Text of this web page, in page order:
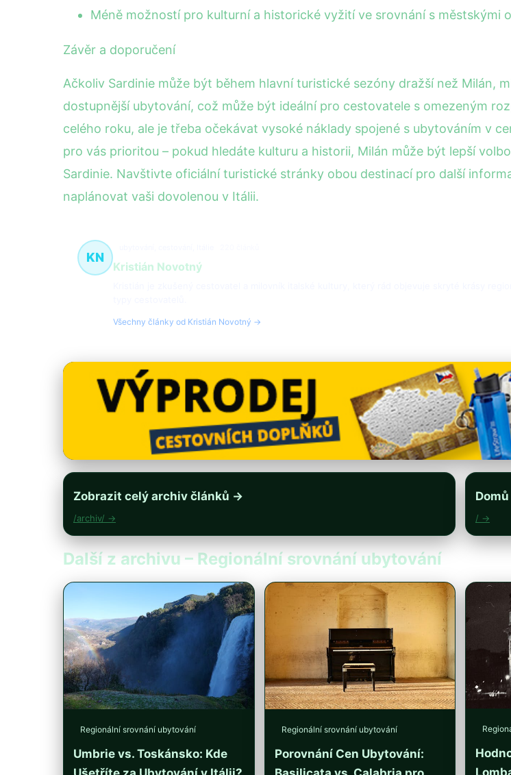
Méně možností pro kulturní a historické vyžití ve srovnání s městskými
Závěr a doporučení
Ačkoliv Sardinie může být během hlavní turistické sezóny dražší než Milán,
dostupnější ubytování, což může být ideální pro cestovatele s omezeným
celého roku, ale je třeba očekávat vysoké náklady spojené s ubytováním v
pro vás prioritou – pokud hledáte kulturu a historii, Milán může být lepší
Sardinie. Navštivte oficiální turistické stránky obou destinací pro další
naplánovat vaši dovolenou v Itálii.
KN
Kristián Novotný
Všechny články od Kristián Novotný →
Zobrazit celý archiv článků →
/archiv/ →
Domů
/ →
Další z archivu – Regionální srovnání ubytování
Regionální srovnání ubytování
Umbrie vs. Toskánsko: Kde
Regionální srovnání ubytování
Porovnání Cen Ubytování: